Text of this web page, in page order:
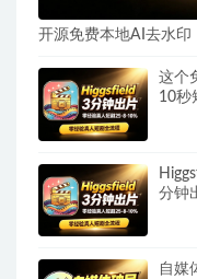
开源免费本地AI去水印
这个
10秒
分钟
自媒